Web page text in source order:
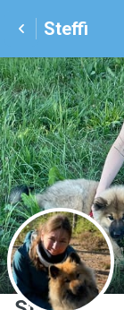
Steffi
S